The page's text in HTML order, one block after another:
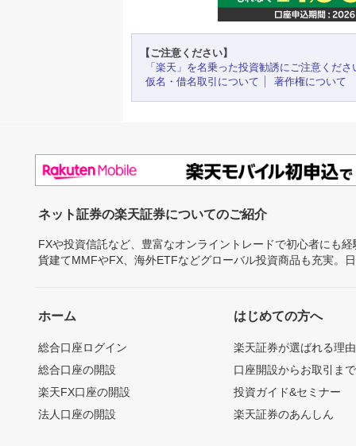
【ご注意ください】
「楽天」を名乗った投資勧誘にご注意くださ
仮名・借名取引について
著作権について
ネット証券の楽天証券についてのご紹介
FXや投資信託など、豊富なオンライントレードで初心者にも
貨建てMMFやFX、海外ETFなどグローバル投資商品も充実。
ホーム
総合口座ログイン
総合口座の開設
楽天FX口座の開設
法人口座の開設
はじめての方へ
楽天証券が選ばれる理由
口座開設からお取引ま
投資ガイド&セミナー
楽天証券のあんしん